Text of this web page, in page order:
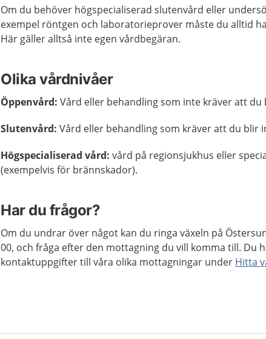
Om du behöver högspecialiserad slutenvård eller
exempel röntgen och laboratorieprover måste du alltid
Här gäller alltså inte egen vårdbegäran.
Olika vårdnivåer
Öppenvård: Vård eller behandling som inte kräver att du
Slutenvård: Vård eller behandling som kräver att du blir
Högspecialiserad vård: vård på regionsjukhus eller
(exempelvis för brännskador).
Har du frågor?
Om du undrar över något kan du ringa växeln på
00, och fråga efter den mottagning du vill komma till. Du
kontaktuppgifter till våra olika mottagningar under Hitta